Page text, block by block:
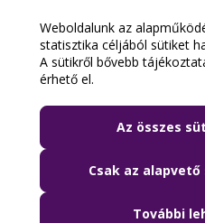
Pótlóbusz jár az
augusztusi hétvégén
Weboldalunk az
statisztika céljából sütiket
A sütikről bővebb
érhető el.
Az összes
Csak az
További